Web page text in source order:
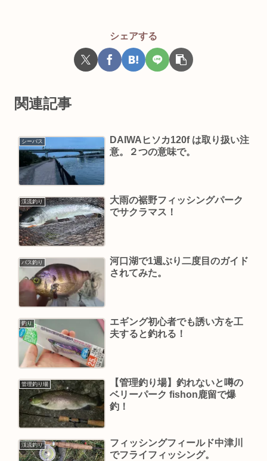
シェアする
関連記事
シーバス
DAIWAヒソカ120f は取り扱い注
意。２つの意味で。
渓流釣り
大雨の裾野フィッシングパーク
でサクラマス！
バス釣り
河口湖で1週ぶり二度目のガイド
されてみた。
釣り
エギング初心者でも誘い方を工
夫すると釣れる！
管理釣り場
【管理釣り場】釣れないと噂の
ベリーパーク fishon鹿留で爆
釣！
渓流釣り
フィッシングフィールド中津川
でフライフィッシング。